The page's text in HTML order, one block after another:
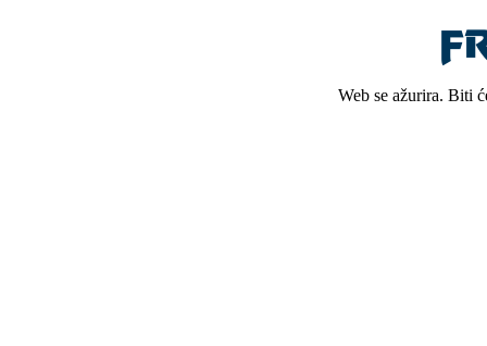
Web se ažurira. Biti